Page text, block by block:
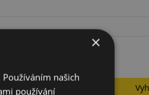
×
našich
používání